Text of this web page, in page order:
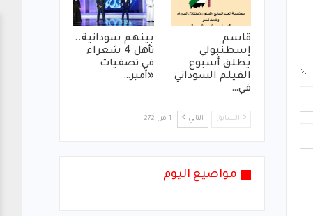
قاسم
إسطنبولي
يطلق أسبوع
الفيلم السوداني
في…
بينهم سودانية..
تأهل 4 شعراء
في تصفيات
«أمير…
السابق التالي 1 من 272
مواضيع اليوم